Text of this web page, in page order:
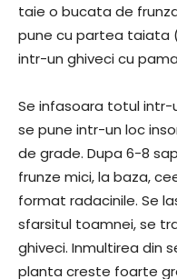
taie o bucata de
pune cu partea taiata
intr-un ghiveci cu
Se infasoara totul
se pune intr-un loc
de grade. Dupa 6-8
frunze mici, la baza,
format radacinile. Se
sfarsitul toamnei, se
ghiveci. Inmultirea din
planta creste foarte